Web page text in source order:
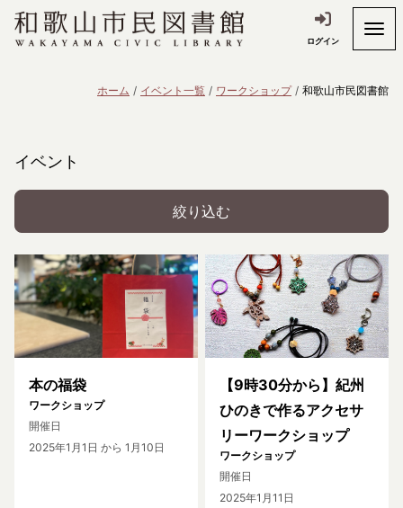
ログイン
ホーム イベント一覧 ワークショップ 和歌山市民図書館
イベント
絞り込む
本の福袋
ワークショップ
開催日
2025年1月1日 から 1月10日
【9時30分から】紀州
ひのきで作るアクセサ
リーワークショップ
ワークショップ
開催日
2025年1月11日